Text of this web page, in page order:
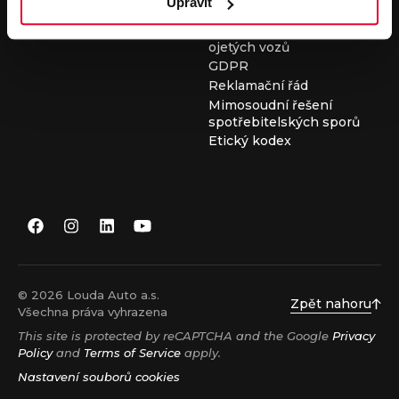
Všeobecné obchodní
podmínky při nákupu
ojetých vozů
GDPR
Reklamační řád
Mimosoudní řešení
spotřebitelských sporů
Etický kodex
© 2026 Louda Auto a.s.
Všechna práva vyhrazena
Zpět nahoru
This site is protected by reCAPTCHA and the Google Privacy
Policyand Terms of Service apply.
Nastavení souborů cookies